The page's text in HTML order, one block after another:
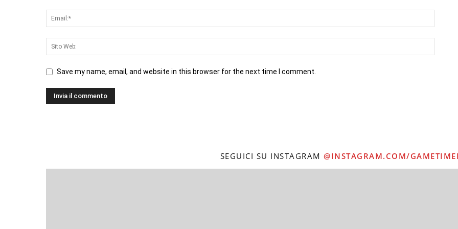
Save my name, email, and website in this browser for the next time I comment.
SEGUICI SU INSTAGRAM @INSTAGRAM.COM/